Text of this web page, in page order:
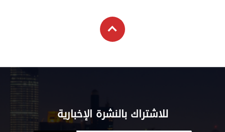
للاشتراك بالنشرة الإخبارية